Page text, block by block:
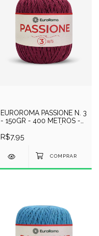
EUROROMA PASSIONE N. 3
- 150GR - 400 METROS -
R$7,95